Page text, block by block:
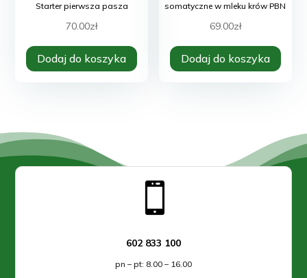
Starter pierwsza pasza
70.00zł
Dodaj do koszyka
somatyczne w mleku krów PBN
69.00zł
Dodaj do koszyka

602 833 100
pn – pt: 8.00 – 16.00